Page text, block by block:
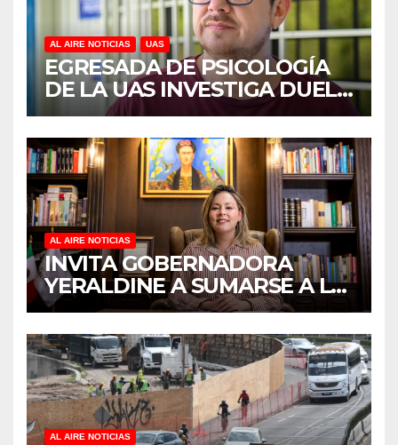
AL AIRE NOTICIAS UAS
EGRESADA DE PSICOLOGÍA
DE LA UAS INVESTIGA DUELO
ANTICIPADO Y SOBRECARGA
EN CUIDADORES DE
ADULTOS MAYORES
AL AIRE NOTICIAS
INVITA GOBERNADORA
YERALDINE A SUMARSE A LA
JORNADA NACIONAL DE
REFORESTACIÓN;
PLANTARÁN 6.6 MILLONES
DE ÁRBOLES
AL AIRE NOTICIAS